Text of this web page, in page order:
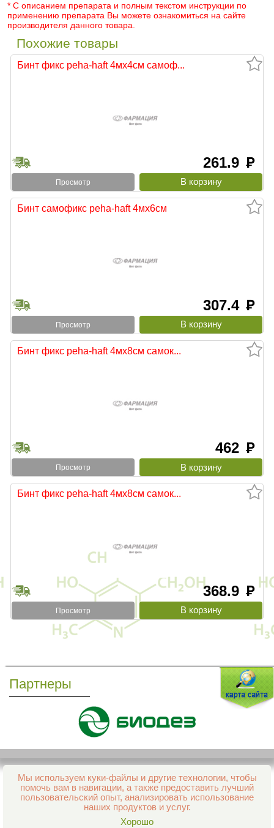
* С описанием препарата и полным текстом инструкции по
применению препарата Вы можете ознакомиться на сайте
производителя данного товара.
Похожие товары
Бинт фикс peha-haft 4мх4см самоф...
261.9 руб
Просмотр
Бинт самофикс peha-haft 4мх6см
307.4 руб
Просмотр
Бинт фикс peha-haft 4мх8см самок...
462 руб
Просмотр
Бинт фикс peha-haft 4мх8см самок...
368.9 руб
Просмотр
Партнеры
Мы используем куки-файлы и другие технологии, чтобы
помочь вам в навигации, а также предоставить лучший
пользовательский опыт, анализировать использование
наших продуктов и услуг.
Хорошо
Все права защищены и охраняются законом
© 2013–2026 Интернет-аптека Фармация
support@aptekapenza.ru
Телефон: Служба обработки заказов 99-98-28